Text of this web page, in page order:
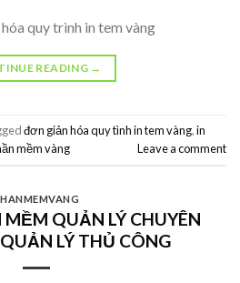
quy trình in tem vàng
READING →
đơn giản hóa quy tình in tem vàng,in
mềm vàng Leave a comment
QUẢN LÝ CHUYÊN
LÝ THỦ CÔNG